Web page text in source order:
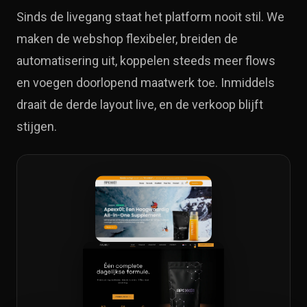
Sinds de livegang staat het platform nooit stil. We
maken de webshop flexibeler, breiden de
automatisering uit, koppelen steeds meer flows
en voegen doorlopend maatwerk toe. Inmiddels
draait de derde layout live, en de verkoop blijft
stijgen.